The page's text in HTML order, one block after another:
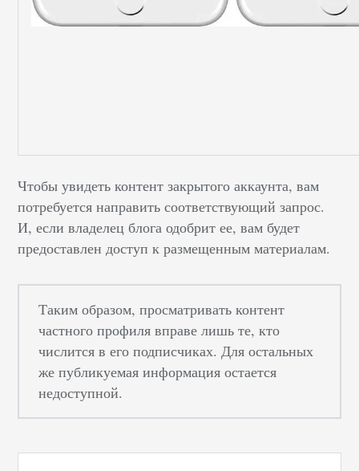
Чтобы увидеть контент закрытого аккаунта, вам
потребуется направить соответствующий запрос.
И, если владелец блога одобрит ее, вам будет
предоставлен доступ к размещенным материалам.
Таким образом, просматривать контент
частного профиля вправе лишь те, кто
числится в его подписчиках. Для остальных
же публикуемая информация остается
недоступной.